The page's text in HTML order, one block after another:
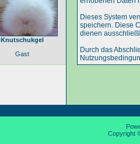
Knutschukgel
Gast
Dieses System
speichern. Diese
dienen
Durch das
Copyright